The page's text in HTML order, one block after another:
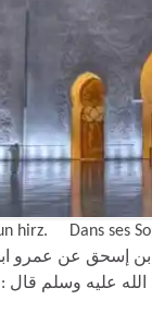
hirz. Dans ses